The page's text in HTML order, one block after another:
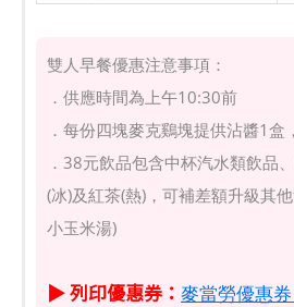
雙人早餐優惠注意事項：
．供應時間為上午10:30前
．每份四塊麥克鷄塊提供沾醬1盒
．38元飲品包含中杯汽水類飲品
(冰)及紅茶(熱)，可補差額升級其
小玉米湯)
▶列印優惠券： 麥當勞優惠